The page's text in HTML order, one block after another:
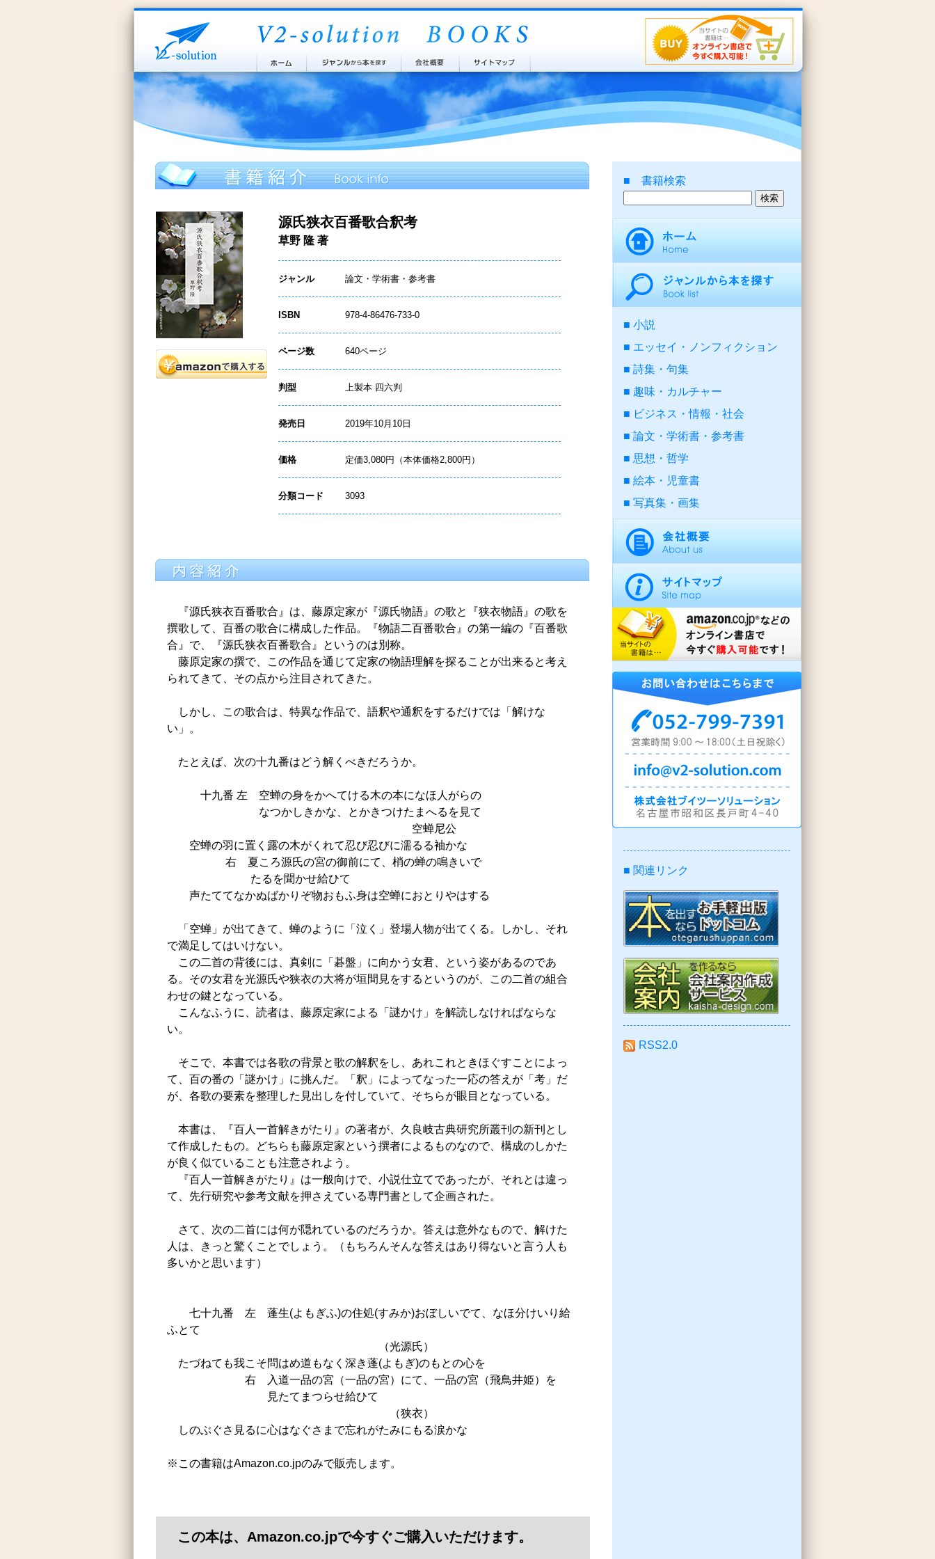
源氏狭衣百番歌合釈考
草野 隆 著
ジャンル 論文・学術書・参考書
ISBN 978-4-86476-733-0
ページ数 640ページ
判型 上製本 四六判
発売日 2019年10月10日
価格 定価3,080円（本体価格2,800円）
分類コード 3093
『源氏狭衣百番歌合』は、藤原定家が『源氏物語』の歌と『狭衣物語』の歌を
撰歌して、百番の歌合に構成した作品。『物語二百番歌合』の第一編の『百番歌
合』で、『源氏狭衣百番歌合』というのは別称。
藤原定家の撰で、この作品を通じて定家の物語理解を探ることが出来ると考え
られてきて、その点から注目されてきた。
しかし、この歌合は、特異な作品で、語釈や通釈をするだけでは「解けな
い」。
たとえば、次の十九番はどう解くべきだろうか。
十九番 左 空蝉の身をかへてける木の本になほ人がらの
なつかしきかな、とかきつけたまへるを見て
空蝉尼公
空蝉の羽に置く露の木がくれて忍び忍びに濡るる袖かな
右 夏ころ源氏の宮の御前にて、梢の蝉の鳴きいで
たるを聞かせ給ひて
声たててなかぬばかりぞ物おもふ身は空蝉におとりやはする
「空蝉」が出てきて、蝉のように「泣く」登場人物が出てくる。しかし、それ
で満足してはいけない。
この二首の背後には、真剣に「碁盤」に向かう女君、という姿があるのであ
る。その女君を光源氏や狭衣の大将が垣間見をするというのが、この二首の組合
わせの鍵となっている。
こんなふうに、読者は、藤原定家による「謎かけ」を解読しなければならな
い。
そこで、本書では各歌の背景と歌の解釈をし、あれこれときほぐすことによっ
て、百の番の「謎かけ」に挑んだ。「釈」によってなった一応の答えが「考」だ
が、各歌の要素を整理した見出しを付していて、そちらが眼目となっている。
本書は、『百人一首解きがたり』の著者が、久良岐古典研究所叢刊の新刊とし
て作成したもの。どちらも藤原定家という撰者によるものなので、構成のしかた
が良く似ていることも注意されよう。
『百人一首解きがたり』は一般向けで、小説仕立てであったが、それとは違っ
て、先行研究や参考文献を押さえている専門書として企画された。
さて、次の二首には何が隠れているのだろうか。答えは意外なもので、解けた
人は、きっと驚くことでしょう。（もちろんそんな答えはあり得ないと言う人も
多いかと思います）
七十九番 左 蓬生(よもぎふ)の住処(すみか)おぼしいでて、なほ分けいり給
ふとて
（光源氏）
たづねても我こそ問はめ道もなく深き蓬(よもぎ)のもとの心を
右 入道一品の宮（一品の宮）にて、一品の宮（飛鳥井姫）を
見たてまつらせ給ひて
（狭衣）
しのぶぐさ見るに心はなぐさまで忘れがたみにもる涙かな
※この書籍はAmazon.co.jpのみで販売します。
この本は、Amazon.co.jpで今すぐご購入いただけます。
■ 書籍検索
小説
エッセイ・ノンフィクション
詩集・句集
趣味・カルチャー
ビジネス・情報・社会
論文・学術書・参考書
思想・哲学
絵本・児童書
写真集・画集
■ 関連リンク
RSS2.0